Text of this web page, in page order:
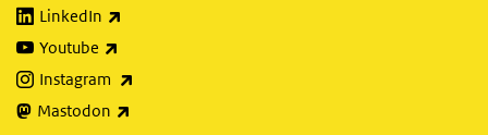
LinkedIn
Youtube
Instagram
Mastodon